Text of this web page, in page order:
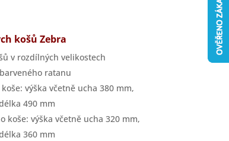
košů Zebra
v rozdílných velikostech
ratanu
výška včetně ucha 380 mm,
490 mm
koše: výška včetně ucha 320 mm,
360 mm